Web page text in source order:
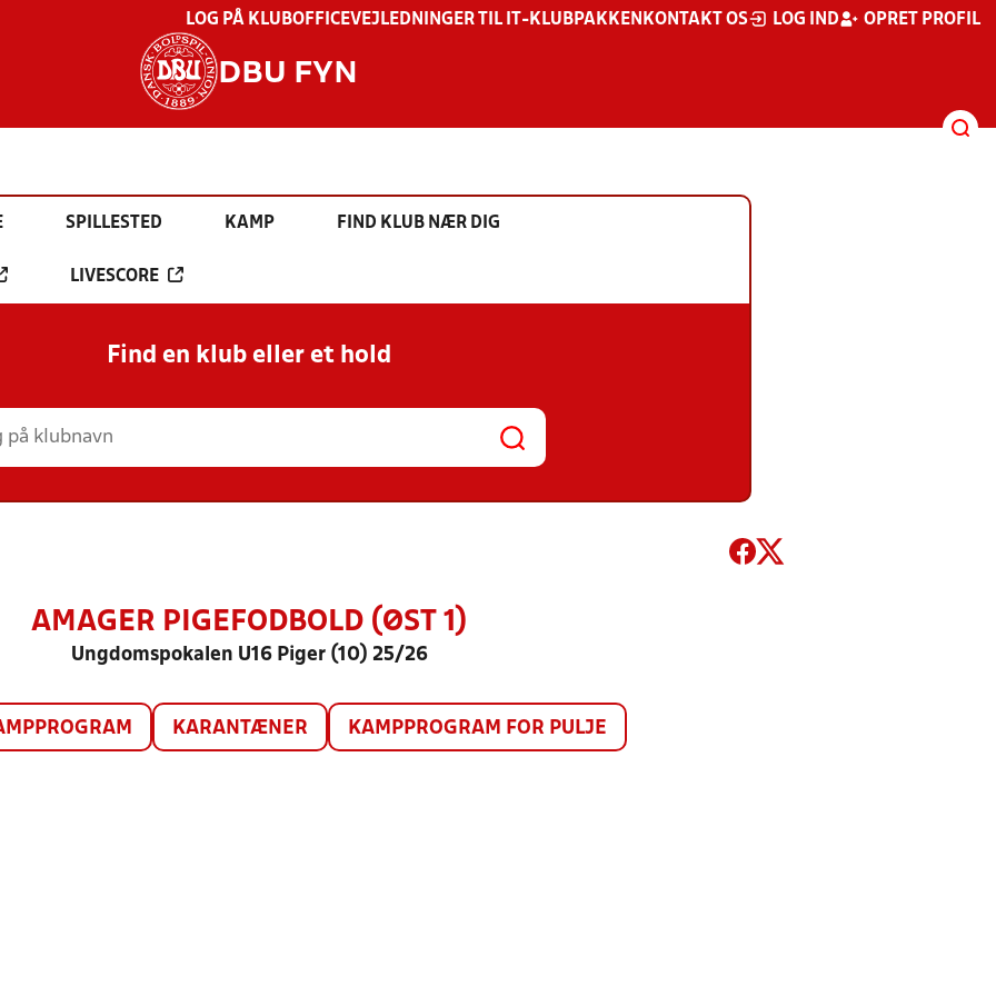
LOG PÅ KLUBOFFICEVEJLEDNINGER TIL IT-KLUBPAKKEN KONTAKT OS LOG IND OPRET PROFIL
DBU FYN
SPILLESTED KAMP FIND KLUB NÆR DIG
LIVESCORE
Find en klub eller et hold
AMAGER PIGEFODBOLD (ØST 1)
Ungdomspokalen U16 Piger (10) 25/26
KARANTÆNER KAMPPROGRAM FOR PULJE